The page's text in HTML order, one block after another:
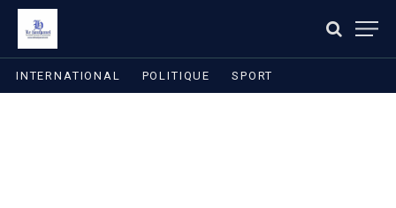
INTERNATIONAL POLITIQUE SPORT